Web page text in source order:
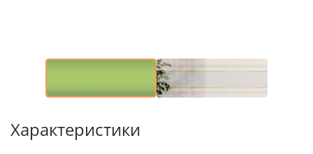
Характеристики